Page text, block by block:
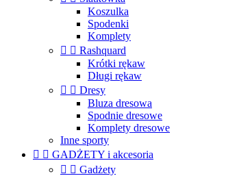
Koszulka
Spodenki
Komplety
  Rashquard
Krótki rękaw
Długi rękaw
  Dresy
Bluza dresowa
Spodnie dresowe
Komplety dresowe
Inne sporty
  GADŻETY i akcesoria
  Gadżety